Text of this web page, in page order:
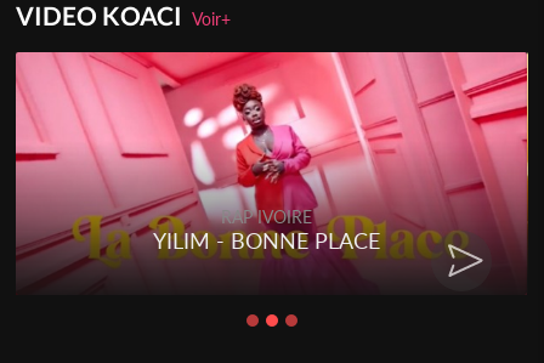
VIDEO KOACIVoir+
RAP IVOIRE
YILIM - BONNE PLACE